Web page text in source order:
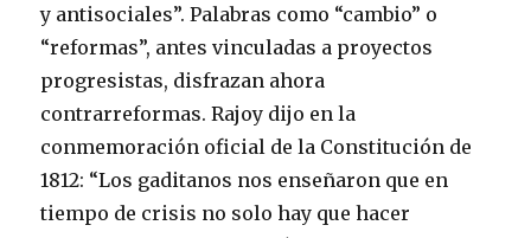
y antisociales”. Palabras como “cambio” o
“reformas”, antes vinculadas a proyectos
progresistas, disfrazan ahora
contrarreformas. Rajoy dijo en la
conmemoración oficial de la Constitución de
1812: “Los gaditanos nos enseñaron que en
tiempo de crisis no solo hay que hacer